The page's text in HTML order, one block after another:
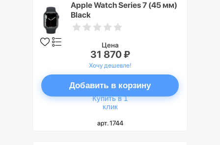
Apple Watch Series 7 (45 мм)
Black
Цена
31 870 ₽
Хочу дешевле!
Добавить в корзину
Купить в 1
клик
арт. 1744